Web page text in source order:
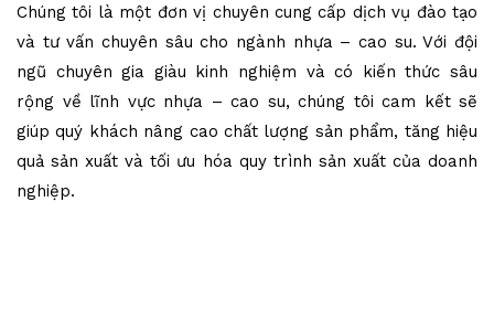
Chúng tôi là một đơn vị chuyên cung cấp dịch vụ đào tạo
và tư vấn chuyên sâu cho ngành nhựa – cao su. Với đội
ngũ chuyên gia giàu kinh nghiệm và có kiến thức sâu
rộng về lĩnh vực nhựa – cao su, chúng tôi cam kết sẽ
giúp quý khách nâng cao chất lượng sản phẩm, tăng hiệu
quả sản xuất và tối ưu hóa quy trình sản xuất của doanh
nghiệp.